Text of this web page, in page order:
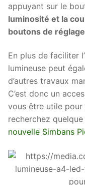
appuyant sur le
luminosité et la
boutons de réglage
En plus de faciliter
lumineuse peut
d’autres travaux
C’est donc un
vous être utile pour
recherchez
nouvelle Simbans